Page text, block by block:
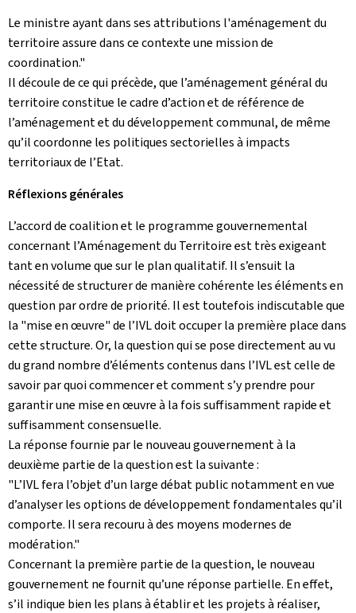
Le ministre ayant dans ses attributions l'aménagement du
territoire assure dans ce contexte une mission de
coordination."
Il découle de ce qui précède, que l’aménagement général du
territoire constitue le cadre d’action et de référence de
l’aménagement et du développement communal, de même
qu’il coordonne les politiques sectorielles à impacts
territoriaux de l’Etat.
Réflexions générales
L’accord de coalition et le programme gouvernemental
concernant l’Aménagement du Territoire est très exigeant
tant en volume que sur le plan qualitatif. Il s’ensuit la
nécessité de structurer de manière cohérente les éléments en
question par ordre de priorité. Il est toutefois indiscutable que
la "mise en œuvre" de l’IVL doit occuper la première place dans
cette structure. Or, la question qui se pose directement au vu
du grand nombre d’éléments contenus dans l’IVL est celle de
savoir par quoi commencer et comment s’y prendre pour
garantir une mise en œuvre à la fois suffisamment rapide et
suffisamment consensuelle.
La réponse fournie par le nouveau gouvernement à la
deuxième partie de la question est la suivante :
"L’IVL fera l’objet d’un large débat public notamment en vue
d’analyser les options de développement fondamentales qu’il
comporte. Il sera recouru à des moyens modernes de
modération."
Concernant la première partie de la question, le nouveau
gouvernement ne fournit qu’une réponse partielle. En effet,
s’il indique bien les plans à établir et les projets à réaliser,